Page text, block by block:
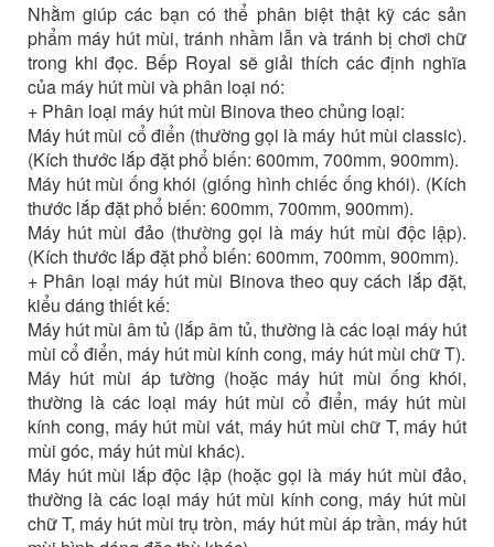
Nhằm giúp các bạn có thể phân biệt thật kỹ các sản
phẩm máy hút mùi, tránh nhầm lẫn và tránh bị chơi chữ
trong khi đọc. Bếp Royal sẽ giải thích các định nghĩa
của máy hút mùi và phân loại nó:
+ Phân loại máy hút mùi Binova theo chủng loại:
Máy hút mùi cổ điển (thường gọi là máy hút mùi classic).
(Kích thước lắp đặt phổ biến: 600mm, 700mm, 900mm).
Máy hút mùi ống khói (giống hình chiếc ống khói). (Kích
thước lắp đặt phổ biến: 600mm, 700mm, 900mm).
Máy hút mùi đảo (thường gọi là máy hút mùi độc lập).
(Kích thước lắp đặt phổ biến: 600mm, 700mm, 900mm).
+ Phân loại máy hút mùi Binova theo quy cách lắp đặt,
kiểu dáng thiết kế:
Máy hút mùi âm tủ (lắp âm tủ, thường là các loại máy hút
mùi cổ điển, máy hút mùi kính cong, máy hút mùi chữ T).
Máy hút mùi áp tường (hoặc máy hút mùi ống khói,
thường là các loại máy hút mùi cổ điển, máy hút mùi
kính cong, máy hút mùi vát, máy hút mùi chữ T, máy hút
mùi góc, máy hút mùi khác).
Máy hút mùi lắp độc lập (hoặc gọi là máy hút mùi đảo,
thường là các loại máy hút mùi kính cong, máy hút mùi
chữ T, máy hút mùi trụ tròn, máy hút mùi áp trần, máy hút